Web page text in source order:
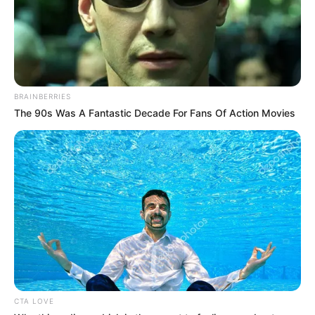
Selain itu, ia juga membintangiThe Little Mermaid(2018),See
You Soon
(2019),The Rising Hawk (2019) serta
Snake
Dick (2020).
BRAINBERRIES
The 90s Was A Fantastic Decade For Fans Of Action Movies
CTA LOVE